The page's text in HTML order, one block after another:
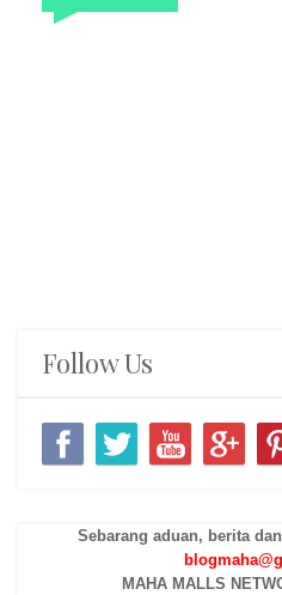
Follow Us
Sebarang aduan, berita
MAHA MALLS